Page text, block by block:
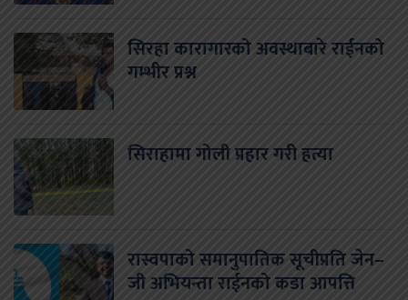
सिरहा कारागारको अवस्थाबारे राईनको
गम्भीर प्रश्न
सिराहामा गोली प्रहार गरी हत्या
रास्वपाको समानुपातिक सूचीप्रति जेन–
जी अभियन्ता राईनको कडा आपत्ति